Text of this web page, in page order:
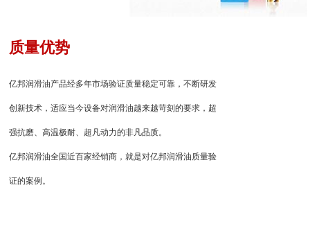
质量优势
亿邦润滑油产品经多年市场验证质量稳定可靠，不断研发
创新技术，适应当今设备对润滑油越来越苛刻的要求，超
强抗磨、高温极耐、超凡动力的非凡品质。
亿邦润滑油全国近百家经销商，就是对亿邦润滑油质量验
证的案例。